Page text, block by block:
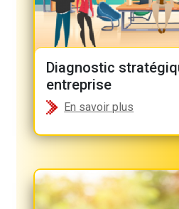
Diagnostic
entreprise
En savoir plus